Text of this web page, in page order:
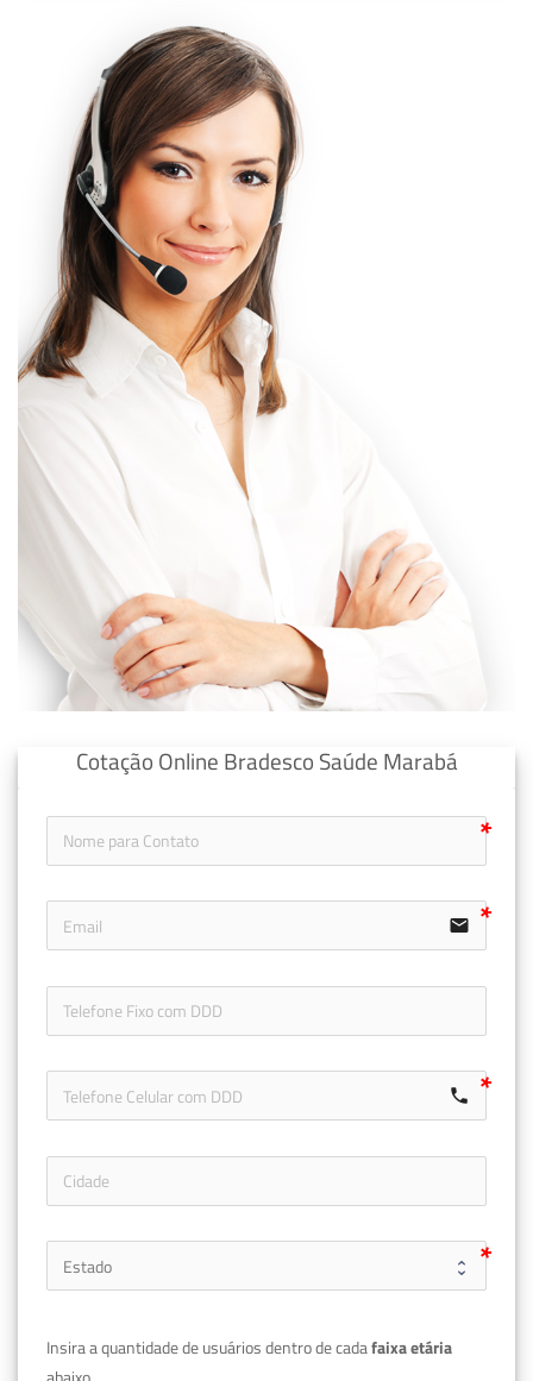
Cotação Online Bradesco Saúde Marabá
email
call
Insira a quantidade de usuários dentro de cada